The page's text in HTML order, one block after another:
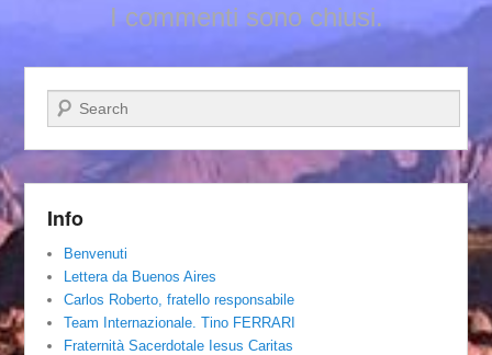
I commenti sono chiusi.
Cerca
Info
Benvenuti
Lettera da Buenos Aires
Carlos Roberto, fratello responsabile
Team Internazionale. Tino FERRARI
Fraternità Sacerdotale Iesus Caritas